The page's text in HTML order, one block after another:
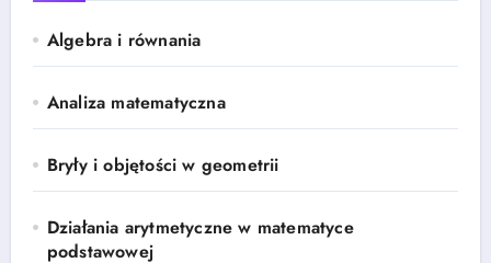
Algebra i równania
Analiza matematyczna
Bryły i objętości w geometrii
Działania arytmetyczne w matematyce
podstawowej